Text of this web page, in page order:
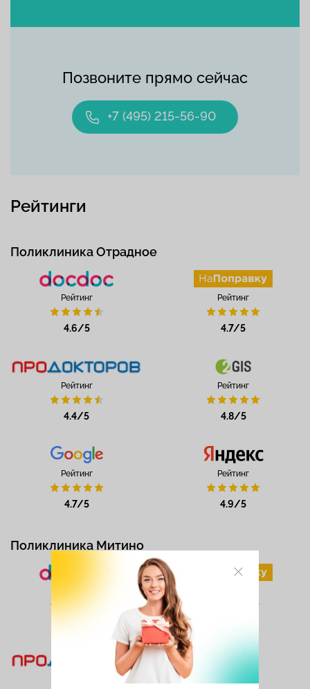
Позвоните прямо сейчас
+7 (495) 215-56-90
Рейтинги
Поликлиника Отрадное
Рейтинг
4.6/5
Рейтинг
4.7/5
Рейтинг
4.4/5
Рейтинг
4.8/5
Рейтинг
4.7/5
Рейтинг
4.9/5
Поликлиника Митино